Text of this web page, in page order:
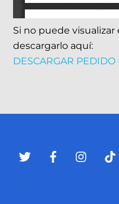
Si no puede visualizar
descargarlo aquí:
DESCARGAR